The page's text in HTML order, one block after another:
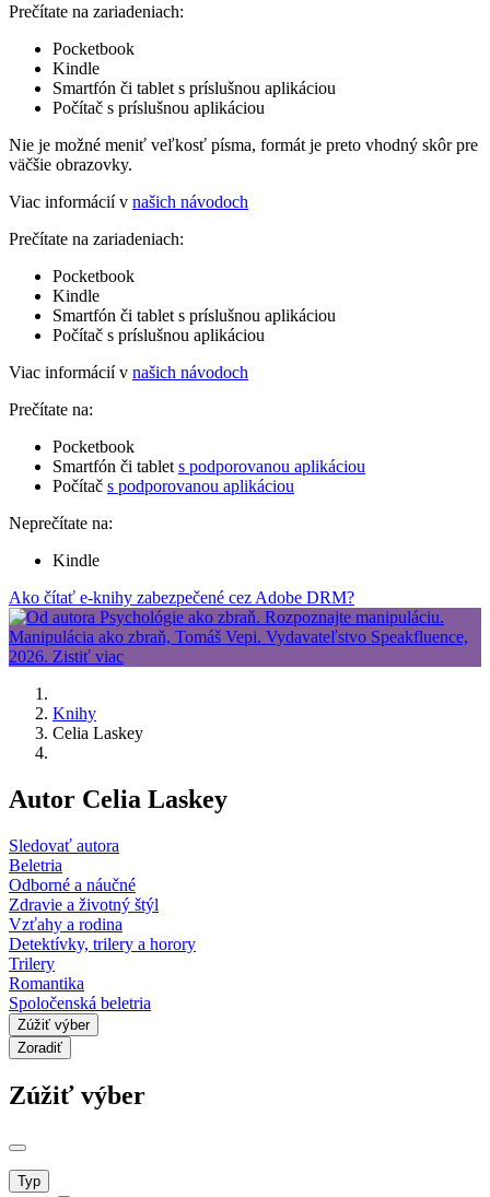
Prečítate na zariadeniach:
Pocketbook
Kindle
Smartfón či tablet s príslušnou aplikáciou
Počítač s príslušnou aplikáciou
Nie je možné meniť veľkosť písma, formát je preto vhodný skôr pre
väčšie obrazovky.
Viac informácií v našich návodoch
Prečítate na zariadeniach:
Pocketbook
Kindle
Smartfón či tablet s príslušnou aplikáciou
Počítač s príslušnou aplikáciou
Viac informácií v našich návodoch
Prečítate na:
Pocketbook
Smartfón či tablet s podporovanou aplikáciou
Počítač s podporovanou aplikáciou
Neprečítate na:
Kindle
Ako čítať e-knihy zabezpečené cez Adobe DRM?
Knihy
Celia Laskey
Autor Celia Laskey
Sledovať autora
Beletria
Odborné a náučné
Zdravie a životný štýl
Vzťahy a rodina
Detektívky, trilery a horory
Trilery
Romantika
Spoločenská beletria
Zúžiť výber
Zoradiť
Zúžiť výber
Typ